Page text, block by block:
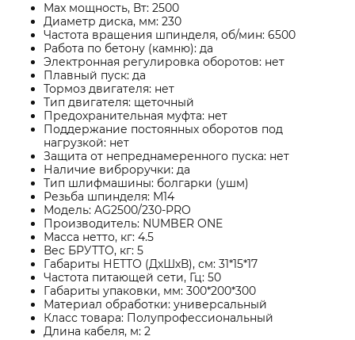
Max мощность, Вт: 2500
Диаметр диска, мм: 230
Частота вращения шпинделя, об/мин: 6500
Работа по бетону (камню): да
Электронная регулировка оборотов: нет
Плавный пуск: да
Тормоз двигателя: нет
Тип двигателя: щеточный
Предохранительная муфта: нет
Поддержание постоянных оборотов под
нагрузкой: нет
Защита от непреднамеренного пуска: нет
Наличие виброручки: да
Тип шлифмашины: болгарки (ушм)
Резьба шпинделя: М14
Модель: AG2500/230-PRO
Производитель: NUMBER ONE
Масса нетто, кг: 4.5
Вес БРУТТО, кг: 5
Габариты НЕТТО (ДхШхВ), см: 31*15*17
Частота питающей сети, Гц: 50
Габариты упаковки, мм: 300*200*300
Материал обработки: универсальный
Класс товара: Полупрофессиональный
Длина кабеля, м: 2